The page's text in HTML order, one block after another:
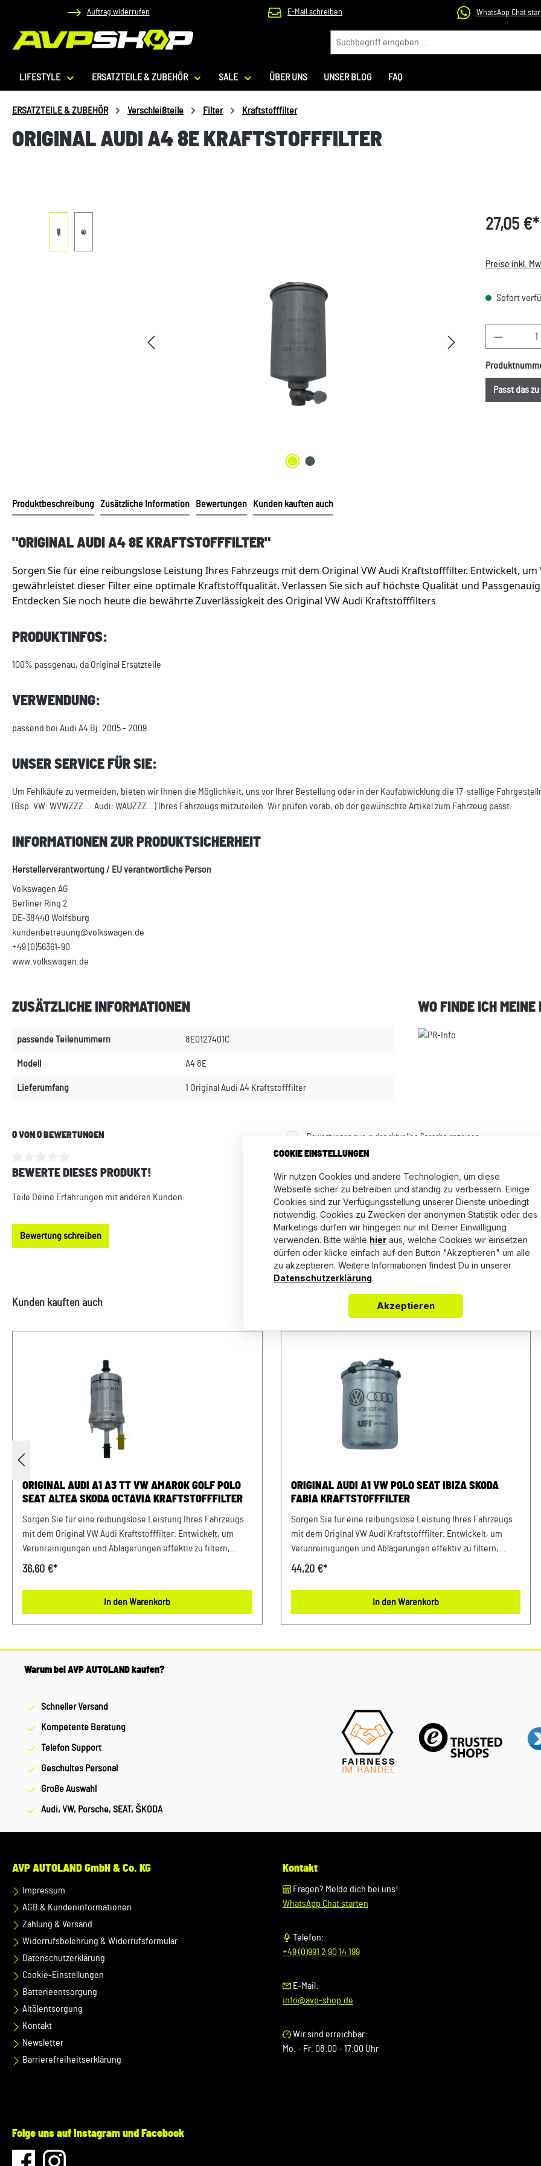
Hauptinhalt springen
Zur Suche springen
Zur Hauptnavigation springen
Auftrag widerrufen E-Mail schreiben WhatsApp Chat
LIFESTYLE ERSATZTEILE & ZUBEHÖR SALE ÜBER UNS UNSER BLOG FAQ
ERSATZTEILE & ZUBEHÖR Verschleißteile Filter Kraftstofffilter
ORIGINAL AUDI A4 8E KRAFTSTOFFFILTER
27,05 €*
Preise inkl.
Sofort
Produkt
Passt das
Produktbeschreibung Zusätzliche Information Bewertungen Kunden kauften auch
"ORIGINAL AUDI A4 8E KRAFTSTOFFFILTER"
Sorgen Sie für eine reibungslose Leistung Ihres Fahrzeugs mit dem Original VW Audi Kraftstofffilter. Entwickelt,
gewährleistet dieser Filter eine optimale Kraftstoffqualität. Verlassen Sie sich auf höchste Qualität und
Entdecken Sie noch heute die bewährte Zuverlässigkeit des Original VW Audi Kraftstofffilters
PRODUKTINFOS:
100% passgenau, da Original Ersatzteile
VERWENDUNG:
passend bei Audi A4 Bj. 2005 - 2009
UNSER SERVICE FÜR SIE:
Um Fehlkäufe zu vermeiden, bieten wir Ihnen die Möglichkeit, uns vor Ihrer Bestellung oder in der Kaufabwicklung die 17-stellige
(Bsp. VW: WVWZZZ... Audi: WAUZZZ...) Ihres Fahrzeugs mitzuteilen. Wir prüfen vorab, ob der gewünschte Artikel zum Fahrzeug passt.
INFORMATIONEN ZUR PRODUKTSICHERHEIT
Herstellerverantwortung / EU verantwortliche Person
Volkswagen AG
Berliner Ring 2
DE-38440 Wolfsburg
kundenbetreuung@volkswagen.de
+49 (0)56361-90
www.volkswagen.de
ZUSÄTZLICHE INFORMATIONEN
passende Teilenummern 8E0127401C
Modell A4 8E
Lieferumfang 1 Original Audi A4 Kraftstofffilter
WO FINDE ICH
0 VON 0 BEWERTUNGEN
Durchschnittliche Bewertung von 0 von 5 Sternen
BEWERTE DIESES PRODUKT!
Teile Deine Erfahrungen mit anderen Kunden.
Bewertung schreiben
Bewertungen nur in der aktuellen Sprache anzeigen.
Keine Bewertungen gefunden. Teile Deine Erfahrungen mit
Produktgalerie überspringen
Kunden kauften auch
ORIGINAL AUDI A1 A3 TT VW AMAROK GOLF POLO
SEAT ALTEA SKODA OCTAVIA KRAFTSTOFFFILTER
Sorgen Sie für eine reibungslose Leistung Ihres Fahrzeugs
mit dem Original VW Audi Kraftstofffilter. Entwickelt, um
Verunreinigungen und Ablagerungen effektiv zu filtern,
gewährleistet dieser Filter eine optimale Kraftstoffqualität.
um die Lebensdauer Ihres Motors zu verlängern. Entdecken
Sie noch heute die bewährte Zuverlässigkeit des Original VW
Audi/VW/SEAT/Škoda Modellen Unser Service für Sie: Um
Fehlkäufe zu vermeiden, bieten wir Ihnen die Möglichkeit,
WAUZZZ...) Ihres Fahrzeugs mitzuteilen. Wir prüfen vorab, ob
der gewünschte Artikel zum Fahrzeug passt.
36,60 €*
In den Warenkorb
ORIGINAL AUDI A1 VW POLO SEAT IBIZA SKODA
FABIA KRAFTSTOFFFILTER
Sorgen Sie für eine reibungslose Leistung Ihres Fahrzeugs
mit dem Original VW Audi Kraftstofffilter. Entwickelt, um
Verunreinigungen und Ablagerungen effektiv zu filtern,
gewährleistet dieser Filter eine optimale Kraftstoffqualität.
um die Lebensdauer Ihres Motors zu verlängern. Entdecken
Sie noch heute die bewährte Zuverlässigkeit des Original VW
Audi/VW/SEAT/Škoda Modellen Unser Service für Sie: Um
WAUZZZ...) Ihres Fahrzeugs mitzuteilen. Wir prüfen vorab, ob
der gewünschte Artikel zum Fahrzeug passt.
44,20 €*
In den Warenkorb
Warum bei AVP AUTOLAND kaufen?
Schneller Versand
Kompetente Beratung
Telefon Support
Geschultes Personal
Große Auswahl
Audi, VW, Porsche, SEAT, ŠKODA
AVP AUTOLAND GmbH & Co. KG
Impressum
AGB & Kundeninformationen
Zahlung & Versand
Widerrufsbelehrung & Widerrufsformular
Datenschutzerklärung
Cookie-Einstellungen
Batterieentsorgung
Altölentsorgung
Kontakt
Newsletter
Barrierefreiheitserklärung
Kontakt
Fragen? Melde dich bei uns!
WhatsApp Chat starten
Telefon:
+49 (0)991 2 90 14 199
E-Mail:
info@avp-shop.de
Wir sind erreichbar:
Mo. - Fr. 08:00 - 17:00 Uhr
Folge uns auf Instagram und Facebook
COOKIE EINSTELLUNGEN
Wir nutzen Cookies und andere Technologien, um diese
Webseite sicher zu betreiben und ständig zu verbessern. Einige
Cookies sind zur Verfügungsstellung unserer Dienste unbedingt
notwendig. Cookies zu Zwecken der anonymen Statistik oder des
Marketings dürfen wir hingegen nur mit Deiner Einwilligung
verwenden. Bitte wähle hier aus, welche Cookies wir einsetzen
dürfen oder klicke einfach auf den Button "Akzeptieren" um alle
zu akzeptieren. Weitere Informationen findest Du in unserer
Datenschutzerklärung.
Akzeptieren